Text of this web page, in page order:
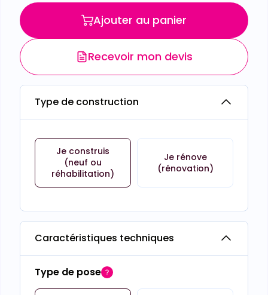
Ajouter au panier
Recevoir mon devis
Type de construction
Je construis
(neuf ou
réhabilitation)
Je rénove
(rénovation)
Caractéristiques techniques
Type de pose